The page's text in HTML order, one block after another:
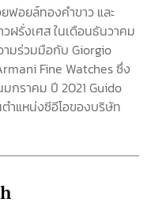
ฟอยล์ทองคำขาว และ
ฝรั่งเศส ในเดือนธันวาคม
มร่วมมือกับ Giorgio
Fine Watches ซึ่ง
มกราคม ปี 2021 Guido
ำแหน่งซีอีโอของบริษัท